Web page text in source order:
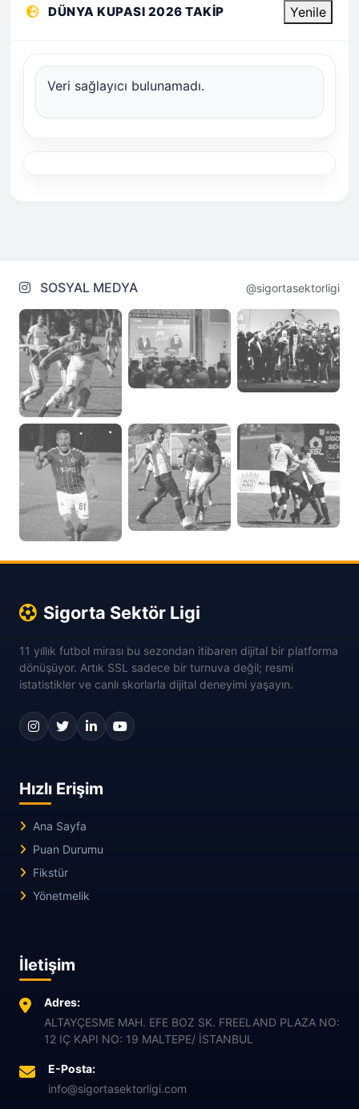
DÜNYA KUPASI 2026 TAKIP Yenile
Veri sağlayıcı bulunamadı.
SOSYAL MEDYA @sigortasektorligi
Sigorta Sektör Ligi
11 yıllık futbol mirası bu sezondan itibaren dijital bir platforma
dönüşüyor. Artık SSL sadece bir turnuva değil; resmi
istatistikler ve canlı skorlarla dijital deneyimi yaşayın.
Hızlı Erişim
Ana Sayfa
Puan Durumu
Fikstür
Yönetmelik
İletişim
Adres:
ALTAYÇESME MAH. EFE BOZ SK. FREELAND PLAZA NO:
12 IÇ KAPI NO: 19 MALTEPE/ İSTANBUL
E-Posta:
info@sigortasektorligi.com